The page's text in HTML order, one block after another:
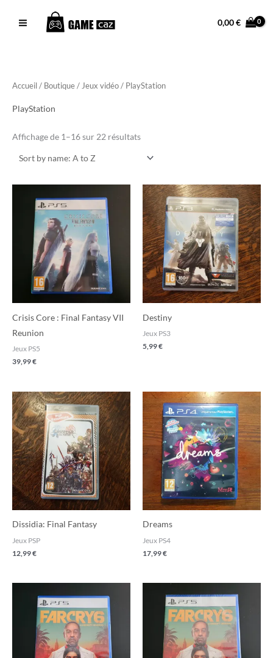
0,00€
Accueil / Boutique / Jeux vidéo / PlayStation
PlayStation
Affichage de 1–16 sur 22 résultats
Crisis Core : Final Fantasy VII
Reunion
Jeux PS5
39,99€
Destiny
Jeux PS3
5,99€
Dissidia: Final Fantasy
Jeux PSP
12,99€
Dreams
Jeux PS4
17,99€